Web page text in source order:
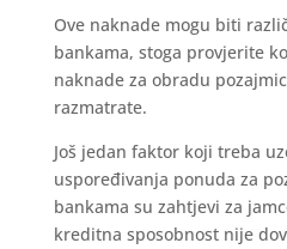
Ove naknade mogu biti
bankama, stoga provjerite
naknade za obradu
razmatrate.
Još jedan faktor koji treba
uspoređivanja ponuda za
bankama su zahtjevi za
kreditna sposobnost nije